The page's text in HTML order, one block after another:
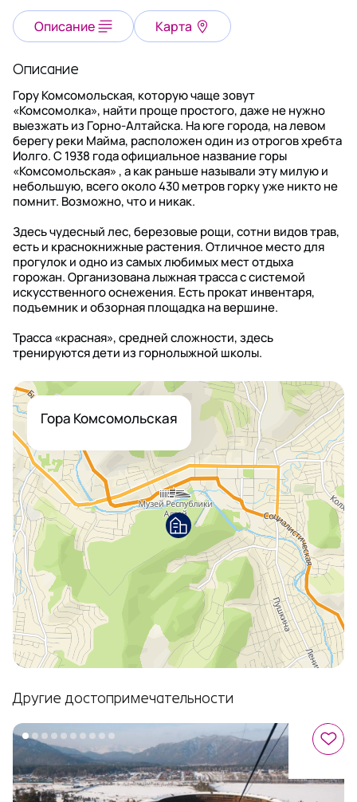
Описание Карта
Описание
Гору Комсомольская, которую чаще зовут
«Комсомолка», найти проще простого, даже не нужно
выезжать из Горно-Алтайска. На юге города, на левом
берегу реки Майма, расположен один из отрогов хребта
Иолго. С 1938 года официальное название горы
«Комсомольская» , а как раньше называли эту милую и
небольшую, всего около 430 метров горку уже никто не
помнит. Возможно, что и никак.
Здесь чудесный лес, березовые рощи, сотни видов трав,
есть и краснокнижные растения. Отличное место для
прогулок и одно из самых любимых мест отдыха
горожан. Организована лыжная трасса с системой
искусственного оснежения. Есть прокат инвентаря,
подъемник и обзорная площадка на вершине.
Трасса «красная», средней сложности, здесь
тренируются дети из горнолыжной школы.
Гора Комсомольская
Другие достопримечательности